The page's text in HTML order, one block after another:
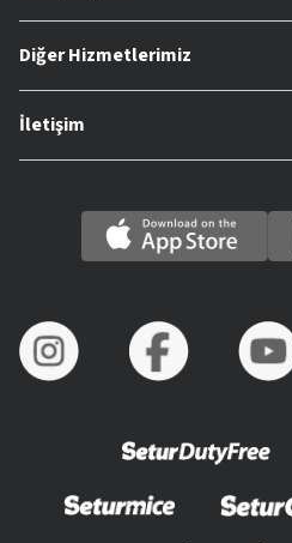
Diğer Hizmetlerimiz
İletişim